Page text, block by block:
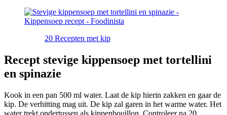
20 Recepten met kip
Recept stevige kippensoep met tortellini
en spinazie
Kook in een pan 500 ml water. Laat de kip hierin zakken en gaar de
kip. De verhitting mag uit. De kip zal garen in het warme water. Het